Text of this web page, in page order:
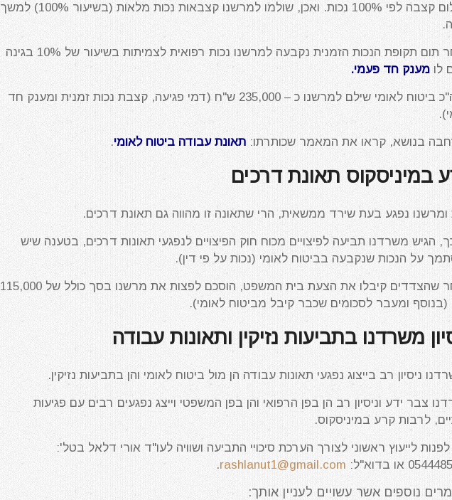
תשלום קצבה לפי 100% נכות. ואכן, שולמו למרשנו קצבאות נכות מלאות (בשיעור 100%) למשך
לאחר תום תקופת הנכות הזמנית נקבעה למרשנו נכות רפואית לצמיתות בשיעור של 10% בגינה
לו מענק חד פעמי.
בסה"כ ביטוח לאומי שילם למרשנו כ – 235,000 ש"ח (דמי פגיעה, קצבת נכות זמנית ומענק חד
בנושא, קראו את המאמר שכותרתו: תאונת עבודה ביטוח לאומי.
במיניסקוס תאונת דרכים
ומרשנו נפגע בעת שירד ממשאית, הרי שתאונה זו מהווה גם תאונת דרכים.
הגיש משרדנו תביעה לפיצויים מכוח חוק הפיצויים לנפגעי תאונות דרכים, בטענה שיש
על הנכות שנקבעה בביטוח לאומי (נכות על פי דין).
לאחר שהצדדים קיבלו את הצעת בית המשפט, הוסכם לפצות את מרשנו בסך כולל של 115,000
ומעבר לסכומים שכבר קיבל מביטוח לאומי).
משרדנו בתביעות נזיקין ותאונות עבודה
ניסיון רב בייצוג נפגעי תאונות עבודה הן מול ביטוח לאומי והן בתביעות נזיקין.
צבר ידע וניסיון רב הן בפן הרפואי והן בפן המשפטי וייצג נפגעים רבים עם פגיעות
לרבות קרע במיניסקוס.
לפנות לייעוץ ראשוני לצורך הערכת סיכויי התביעה ושוויה לעו"ד אורי דלאל בטל':
או בדוא"ל:
rashlanut1@gmail.com
.
נוספים אשר עשויים לעניין אותך: